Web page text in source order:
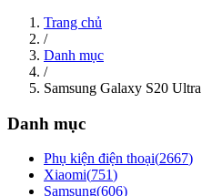
Trang chủ
/
Danh mục
/
Samsung Galaxy S20 Ultra
Danh mục
Phụ kiện điện thoại(2667)
Xiaomi(751)
Samsung(606)